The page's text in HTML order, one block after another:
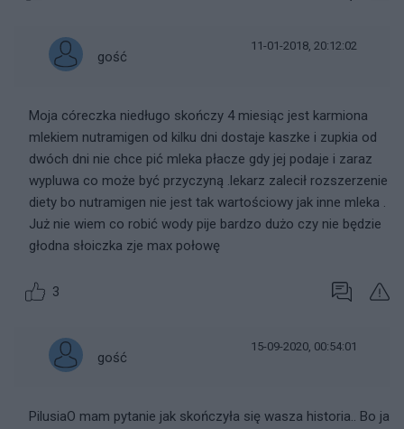
gość
11-01-2018, 20:12:02
Moja córeczka niedługo skończy 4 miesiąc jest karmiona
mlekiem nutramigen od kilku dni dostaje kaszke i zupkia od
dwóch dni nie chce pić mleka płacze gdy jej podaje i zaraz
wypluwa co może być przyczyną .lekarz zalecił rozszerzenie
diety bo nutramigen nie jest tak wartościowy jak inne mleka .
Już nie wiem co robić wody pije bardzo dużo czy nie będzie
głodna słoiczka zje max połowę
3
gość
15-09-2020, 00:54:01
PilusiaO mam pytanie jak skończyła się wasza historia.. Bo ja